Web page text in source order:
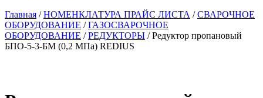
Главная /НОМЕНКЛАТУРА ПРАЙС ЛИСТА /СВАРОЧНОЕ
ОБОРУДОВАНИЕ /ГАЗОСВАРОЧНОЕ
ОБОРУДОВАНИЕ /РЕДУКТОРЫ / Редуктор пропановый
БПО-5-3-БМ (0,2 МПа) REDIUS